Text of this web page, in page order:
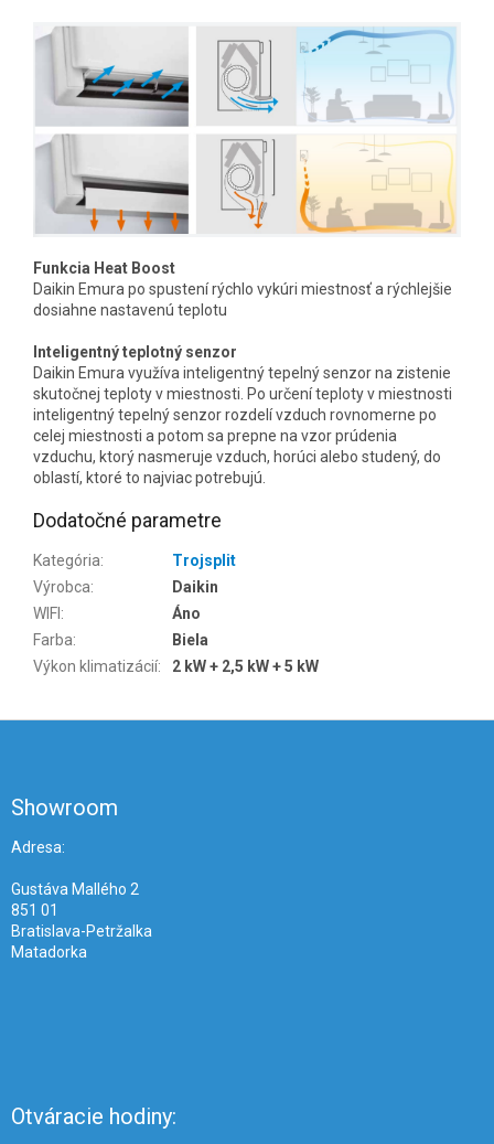
Funkcia Heat Boost
Daikin Emura po spustení rýchlo vykúri miestnosť a rýchlejšie
dosiahne nastavenú teplotu
Inteligentný teplotný senzor
Daikin Emura využíva inteligentný tepelný senzor na zistenie
skutočnej teploty v miestnosti. Po určení teploty v miestnosti
inteligentný tepelný senzor rozdelí vzduch rovnomerne po
celej miestnosti a potom sa prepne na vzor prúdenia
vzduchu, ktorý nasmeruje vzduch, horúci alebo studený, do
oblastí, ktoré to najviac potrebujú.
Dodatočné parametre
Kategória:
Trojsplit
Výrobca:
Daikin
WIFI :
Áno
Farba:
Biela
Výkon klimatizácií: 2 kW + 2,5 kW + 5 kW
Showroom
Adresa:
Gustáva Mallého 2
851 01
Bratislava-Petržalka
Matadorka
Otváracie hodiny: